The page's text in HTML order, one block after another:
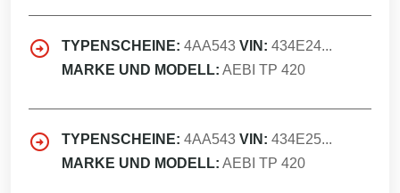
TYPENSCHEINE: 4AA543 VIN: 434E24...
MARKE UND MODELL: AEBI TP 420
TYPENSCHEINE: 4AA543 VIN: 434E25...
MARKE UND MODELL: AEBI TP 420